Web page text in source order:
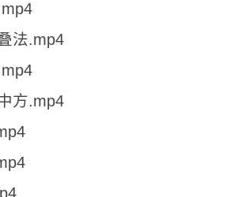
法.mp4
方.mp4